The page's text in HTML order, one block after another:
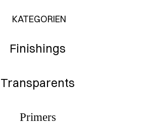
KATEGORIEN
Finishings
Transparents
Primers